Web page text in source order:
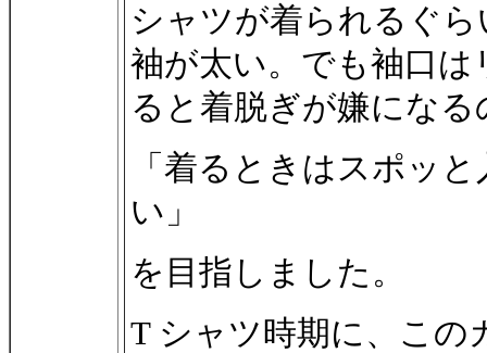
シャツが着られるぐ
袖が太い。でも袖口
ると着脱ぎが嫌にな
「着るときはスポッ
い」
を目指しました。
T シャツ時期に、この